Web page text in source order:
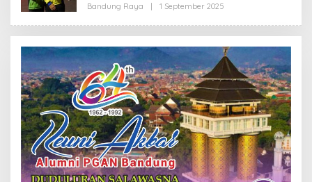
Bandung Raya 1 September 2025
E
H
R
E
D
K
I